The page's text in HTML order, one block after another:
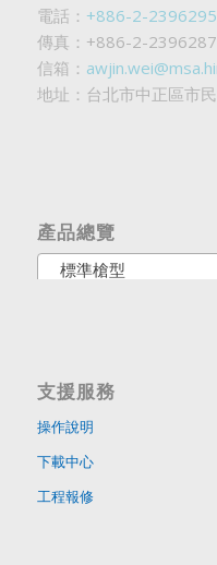
電話： +886-2-
傳真：+886-2-
信箱：
地址：台北市中正區市
產品總覽
標準槍型
支援服務
操作說明
下載中心
工程報修